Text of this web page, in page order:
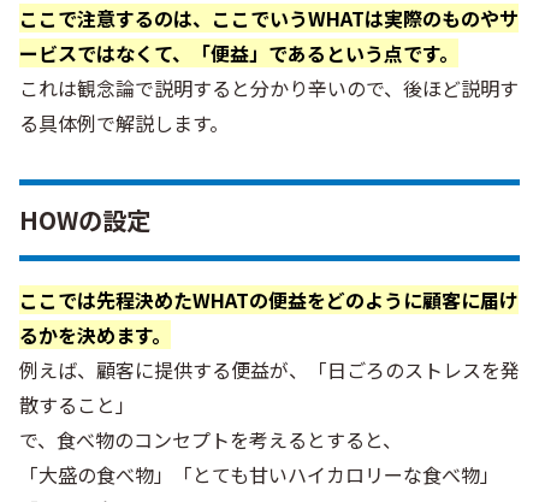
ここで注意するのは、ここでいうWHATは実際のものやサ
ービスではなくて、「便益」であるという点です。
これは観念論で説明すると分かり辛いので、後ほど説明す
る具体例で解説します。
HOWの設定
ここでは先程決めたWHATの便益をどのように顧客に届け
るかを決めます。
例えば、顧客に提供する便益が、「日ごろのストレスを発
散すること」
で、食べ物のコンセプトを考えるとすると、
「大盛の食べ物」「とても甘いハイカロリーな食べ物」